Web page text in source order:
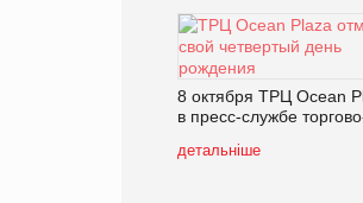
8 октября ТРЦ Ocean
в пресс-службе
детальніше